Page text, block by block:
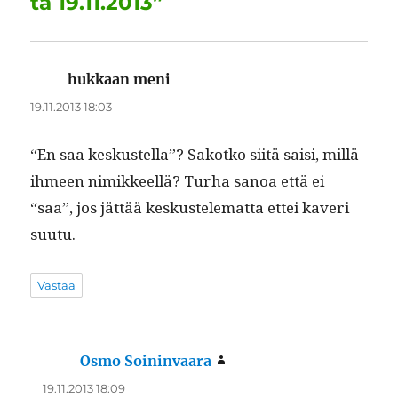
hukkaan meni
19.11.2013 18:03
“En saa keskustel­la”? Sakotko siitä saisi, mil­lä
ihmeen nimik­keel­lä? Turha sanoa että ei
“saa”, jos jät­tää keskustelemat­ta ettei kaveri
suutu.
Vastaa
Osmo Soininvaara
19.11.2013 18:09